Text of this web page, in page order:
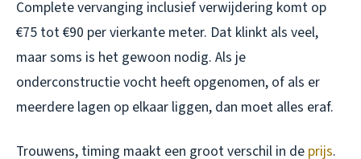
Complete vervanging inclusief verwijdering komt op
€75 tot €90 per vierkante meter. Dat klinkt als veel,
maar soms is het gewoon nodig. Als je
onderconstructie vocht heeft opgenomen, of als er
meerdere lagen op elkaar liggen, dan moet alles eraf.
Trouwens, timing maakt een groot verschil in de prijs.